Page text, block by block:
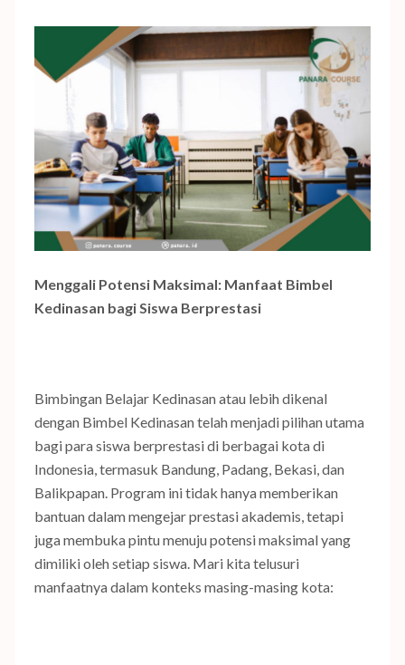
Menggali Potensi Maksimal: Manfaat Bimbel
Kedinasan bagi Siswa Berprestasi
Bimbingan Belajar Kedinasan atau lebih dikenal
dengan Bimbel Kedinasan telah menjadi pilihan utama
bagi para siswa berprestasi di berbagai kota di
Indonesia, termasuk Bandung, Padang, Bekasi, dan
Balikpapan. Program ini tidak hanya memberikan
bantuan dalam mengejar prestasi akademis, tetapi
juga membuka pintu menuju potensi maksimal yang
dimiliki oleh setiap siswa. Mari kita telusuri
manfaatnya dalam konteks masing-masing kota: